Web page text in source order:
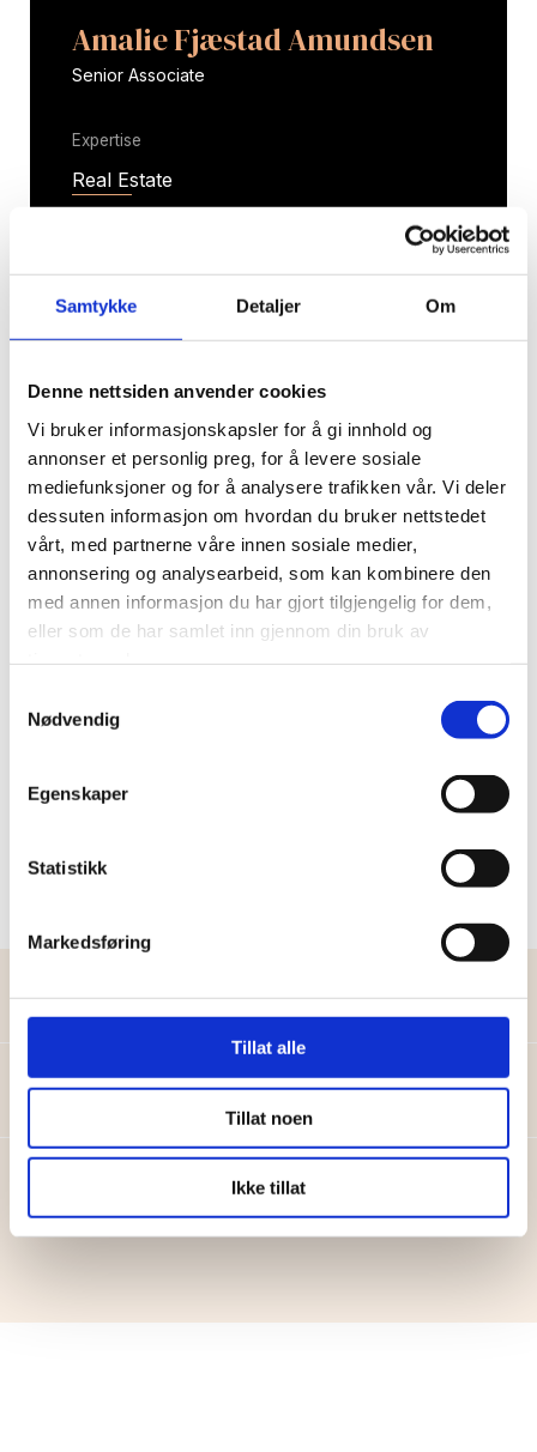
Samtykke Detaljer Om
Denne nettsiden anvender cookies
Vi bruker informasjonskapsler for å gi innhold og
annonser et personlig preg, for å levere sosiale
mediefunksjoner og for å analysere trafikken vår. Vi deler
dessuten informasjon om hvordan du bruker nettstedet
vårt, med partnerne våre innen sosiale medier,
annonsering og analysearbeid, som kan kombinere den
med annen informasjon du har gjort tilgjengelig for dem,
eller som de har samlet inn gjennom din bruk av
Nødvendig
Egenskaper
Statistikk
Markedsføring
Tillat alle
Tillat noen
Ikke tillat
Amalie Fjæstad Amundsen
Senior Associate
Expertise
Real Estate
T:+47 942 68 025
Amalie Fjæstad Amundsen
Amalie Amundsen primarily works in the fields
of real estate law and planning and building
settlements.
Amalie joined Svensson Nøkleby as an associate
in August 2023, following both a trainee program
Work Experience
Education